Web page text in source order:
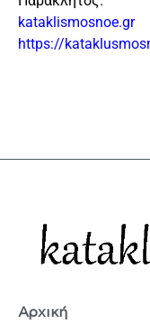
kataklismosnoe.gr
https://
Αρχική